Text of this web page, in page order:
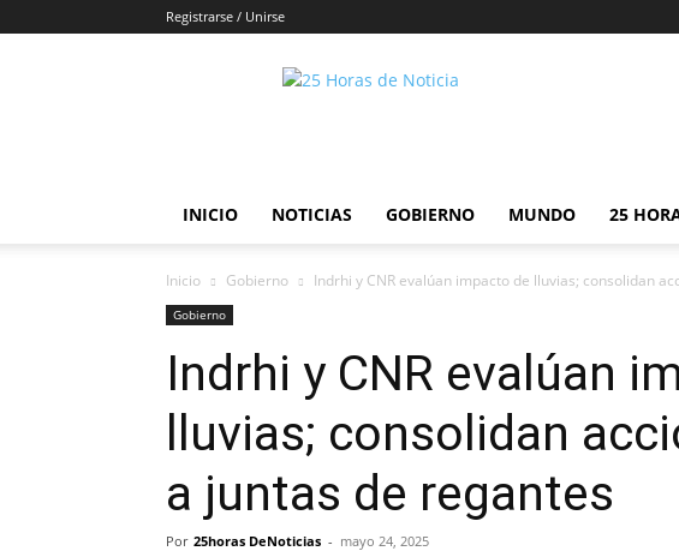
Registrarse / Unirse
25horasdenoticias
INICIO NOTICIAS GOBIERNO MUNDO 25
Inicio Gobierno Indrhi y CNR evalúan impacto de lluvias; consolidan
Gobierno
Indrhi y CNR evalúan
lluvias; consolidan
a juntas de regantes
Por 25horas DeNoticias - mayo 24, 2025